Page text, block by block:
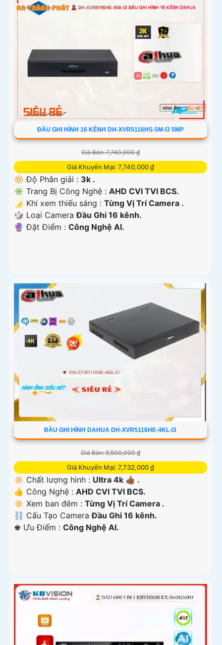
ĐẦU GHI HÌNH 16 KÊNH DH-XVR5116HS-5M-I3 5MP
Giá Bán: 7,740,000 ₫
Giá Khuyến Mại: 7,740,000 ₫
🔆 Độ Phân giải : 3k .
✳️ Trang Bị Công Nghệ : AHD CVI TVI BCS.
🌛 Khi xem thiếu sáng : Từng Vị Trí Camera .
🎲 Loại CameraĐầu Ghi 16 kênh.
️🔮 Đặt Điểm : Công Nghệ AI.
ĐẦU GHI HÌNH DAHUA DH-XVR5116HE-4KL-I3
Giá Bán: 9,500,000 ₫
Giá Khuyến Mại: 7,732,000 ₫
🔅 Chất lượng hình : Ultra 4k 👍🏾 .
👍 Công Nghệ : AHD CVI TVI BCS.
🔅 Xem ban đêm : Từng Vị Trí Camera .
⛓ Cấu Tạo CameraĐầu Ghi 16 kênh.
️♚ Ưu Điểm : Công Nghệ AI.